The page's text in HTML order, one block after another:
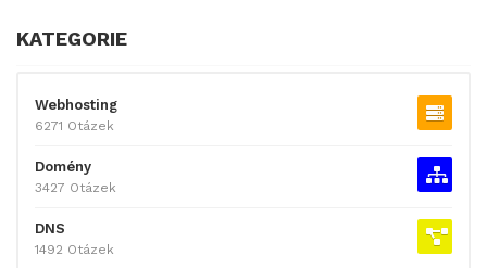
KATEGORIE
Webhosting
6271 Otázek
Domény
3427 Otázek
DNS
1492 Otázek